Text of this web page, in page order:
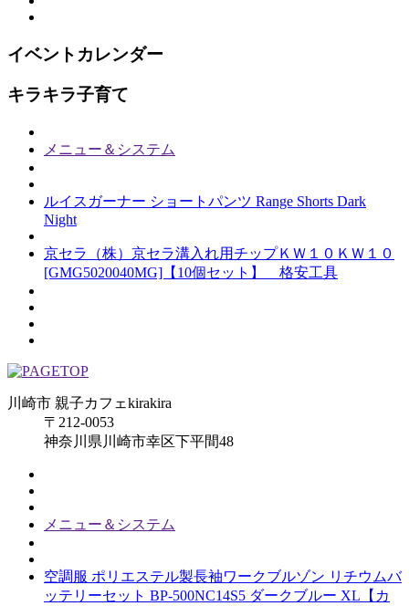
イベントカレンダー
キラキラ子育て
メニュー＆システム
ルイスガーナー ショートパンツ Range Shorts Dark
Night
京セラ（株）京セラ溝入れ用チップＫＷ１０ＫＷ１０
[GMG5020040MG]【10個セット】 格安工具
川崎市 親子カフェkirakira
〒212-0053
神奈川県川崎市幸区下平間48
メニュー＆システム
空調服 ポリエステル製長袖ワークブルゾン リチウムバ
ッテリーセット BP-500NC14S5 ダークブルー XL【カ